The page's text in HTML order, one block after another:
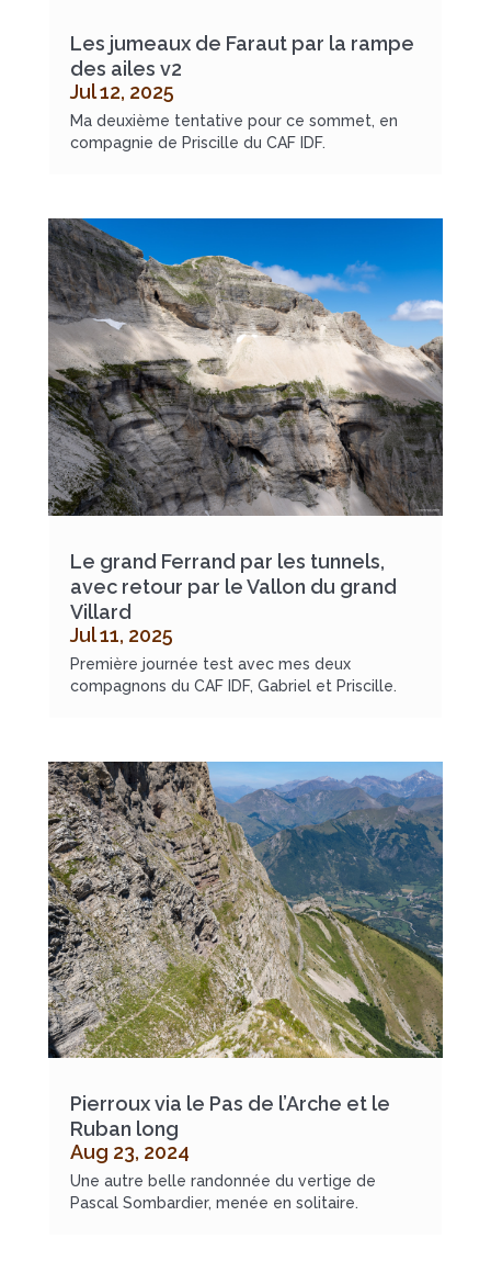
Les jumeaux de Faraut par la rampe
des ailes v2
Jul 12, 2025
Ma deuxième tentative pour ce sommet, en
compagnie de Priscille du CAF IDF.
Le grand Ferrand par les tunnels,
avec retour par le Vallon du grand
Villard
Jul 11, 2025
Première journée test avec mes deux
compagnons du CAF IDF, Gabriel et Priscille.
Pierroux via le Pas de l’Arche et le
Ruban long
Aug 23, 2024
Une autre belle randonnée du vertige de
Pascal Sombardier, menée en solitaire.